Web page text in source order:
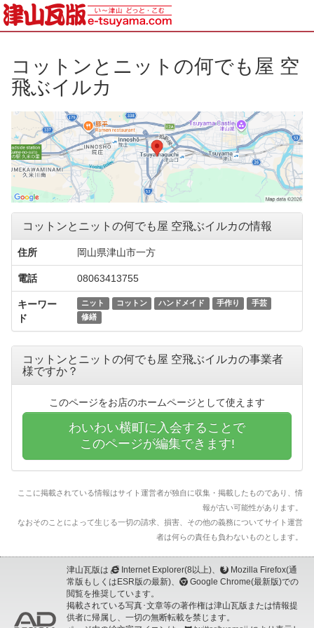
コットンとニットの何でも屋 空
飛ぶイルカ
コットンとニットの何でも屋 空飛ぶイルカの情報
住所 岡山県津山市一方
電話 08063413755
キーワー
ド
ニット コットン ハンドメイド 手作り
手芸
修繕
コットンとニットの何でも屋 空飛ぶイルカの事業者
様ですか？
このページをお店のホームページとして使えます
わいわい横町に入会することで
このページが編集できます!
ここに掲載されている情報はサイト運営者が独自に収集・掲載したものであり、情
報が古い可能性があります。
なおそのことによって生じる一切の請求、損害、その他の義務についてサイト運営
者は何らの責任も負わないものとします。
津山瓦版は Internet Explorer(8以上)、
Mozilla Firefox(通
常版もしくはESR版の最新)、
Google Chrome(最新版)での
閲覧を推奨しています。
掲載されている写真･文章等の著作権は津山瓦版または情報提
供者に帰属し、一切の無断転載を禁じます。